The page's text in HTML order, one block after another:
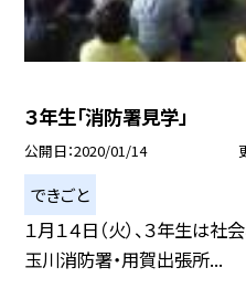
３年生「消防署見学」
公開日 2020/01/14
できごと
１月１４日（火）、３年生は社
玉川消防署・用賀出張所...